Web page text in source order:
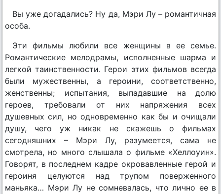
Вы уже догадались? Ну да, Мэри Лу – романтичная
особа.
Эти фильмы любили все женщины в ее семье.
Романтические мелодрамы, исполненные шарма и
легкой таинственности. Герои этих фильмов всегда
были мужественны, а героини, соответственно,
женственны; испытания, выпадавшие на долю
героев, требовали от них напряжения всех
душевных сил, но одновременно как бы и очищали
душу, чего уж никак не скажешь о фильмах
сегодняшних – Мэри Лу, разумеется, сама не
смотрела, но много слышала о фильме «Хеллоуин».
Говорят, в последнем кадре окровавленные герой и
героиня целуются над трупом поверженного
маньяка… Мэри Лу не сомневалась, что лично ее в